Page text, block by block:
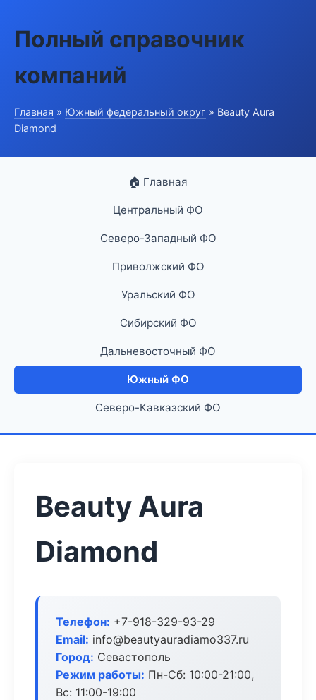
Полный справочник
компаний
Главная » Южный федеральный округ » Beauty Aura
Diamond
🏠 Главная
Центральный ФО
Северо-Западный ФО
Приволжский ФО
Уральский ФО
Сибирский ФО
Дальневосточный ФО
Южный ФО
Северо-Кавказский ФО
Beauty Aura
Diamond
Телефон: +7-918-329-93-29
Email: info@beautyauradiamo337.ru
Город: Севастополь
Режим работы: Пн-Сб: 10:00-21:00,
Вс: 11:00-19:00